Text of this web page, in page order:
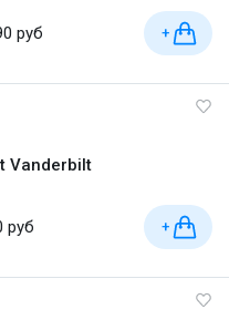
руб +
Vanderbilt
руб +